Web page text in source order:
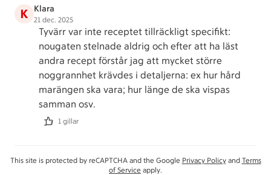
K Klara
21 dec. 2025
Tyvärr var inte receptet tillräckligt specifikt:
nougaten stelnade aldrig och efter att ha läst
andra recept förstår jag att mycket större
noggrannhet krävdes i detaljerna: ex hur hård
marängen ska vara; hur länge de ska vispas
samman osv.
1 gillar
This site is protected by reCAPTCHA and the Google Privacy Policyand Terms
of Service apply.